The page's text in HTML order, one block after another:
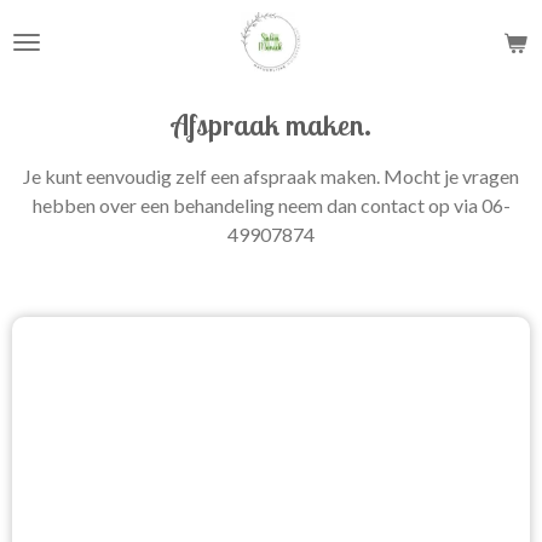
direct
Afspraak maken.
Je kunt eenvoudig zelf een afspraak maken. Mocht je vragen
hebben over een behandeling neem dan contact op via 06-
49907874